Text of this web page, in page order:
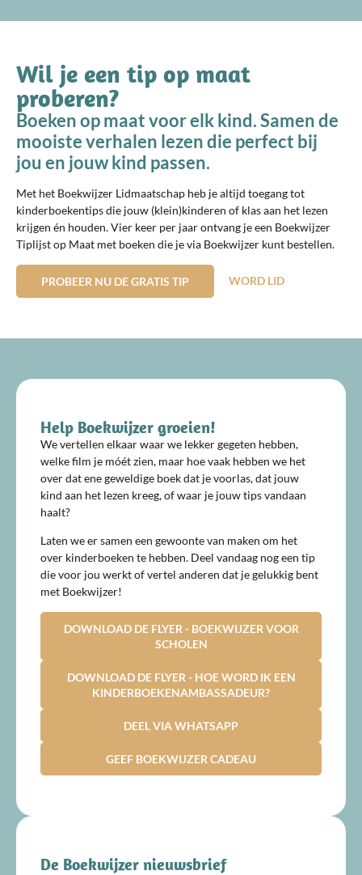
Wil je een tip op maat
proberen?
Boeken op maat voor elk kind. Samen de
mooiste verhalen lezen die perfect bij
jou en jouw kind passen.
Met het Boekwijzer Lidmaatschap heb je altijd toegang tot
kinderboekentips die jouw (klein)kinderen of klas aan het lezen
krijgen én houden. Vier keer per jaar ontvang je een Boekwijzer
Tiplijst op Maat met boeken die je via Boekwijzer kunt bestellen.
PROBEER NU DE GRATIS TIP WORD LID
Help Boekwijzer groeien!
We vertellen elkaar waar we lekker gegeten hebben,
welke film je móét zien, maar hoe vaak hebben we het
over dat ene geweldige boek dat je voorlas, dat jouw
kind aan het lezen kreeg, of waar je jouw tips vandaan
haalt?
Laten we er samen een gewoonte van maken om het
over kinderboeken te hebben. Deel vandaag nog een tip
die voor jou werkt of vertel anderen dat je gelukkig bent
met Boekwijzer!
DOWNLOAD DE FLYER - BOEKWIJZER VOOR
SCHOLEN
DOWNLOAD DE FLYER - HOE WORD IK EEN
KINDERBOEKENAMBASSADEUR?
DEEL VIA WHATSAPP
GEEF BOEKWIJZER CADEAU
De Boekwijzer nieuwsbrief